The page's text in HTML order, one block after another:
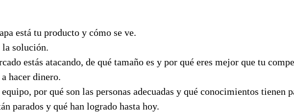
está tu producto y cómo se ve.
solución.
estás atacando, de qué tamaño es y por qué eres mejor que tu
hacer dinero.
por qué son las personas adecuadas y qué conocimientos tienen
parados y qué han logrado hasta hoy.